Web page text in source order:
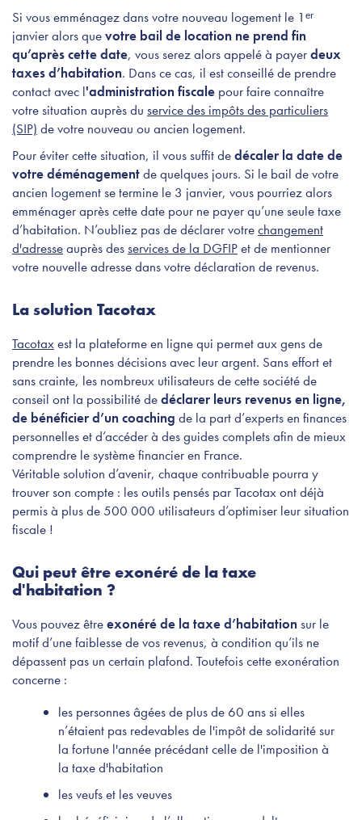
Si vous emménagez dans votre nouveau logement le 1ᵉʳ
janvier alors quevotre bail de location ne prend fin
qu’après cette date, vous serez alors appelé à payerdeux
taxes d’habitation. Dans ce cas, il est conseillé de prendre
contact avec l'administration fiscale pour faire connaître
votre situation auprès du service des impôts des particuliers
(SIP) de votre nouveau ou ancien logement.
Pour éviter cette situation, il vous suffit dedécaler la date de
votre déménagementde quelques jours. Si le bail de votre
ancien logement se termine le 3 janvier, vous pourriez alors
emménager après cette date pour ne payer qu’une seule taxe
d’habitation. N’oubliez pas de déclarer votrechangement
d'adresseauprès desservices de la DGFIPet de mentionner
votre nouvelle adresse dans votre déclaration de revenus.
La solution Tacotax
Tacotaxest la plateforme en ligne qui permet aux gens de
prendre les bonnes décisions avec leur argent. Sans effort et
sans crainte, les nombreux utilisateurs de cette société de
conseil ont la possibilité dedéclarer leurs revenus en ligne,
de bénéficier d’un coaching de la part d’experts en finances
personnelles et d’accéder à des guides complets afin de mieux
comprendre le système financier en France.
Véritable solution d’avenir, chaque contribuable pourra y
trouver son compte : les outils pensés par Tacotax ont déjà
permis à plus de 500 000 utilisateurs d’optimiser leur situation
fiscale !
Qui peut être exonéré de la taxe
d'habitation ?
Vous pouvez êtreexonéré de la taxe d’habitation sur le
motif d’une faiblesse de vos revenus, à condition qu’ils ne
dépassent pas un certain plafond. Toutefois cette exonération
concerne :
les personnes âgées de plus de 60 ans si elles
n’étaient pas redevables de l'impôt de solidarité sur
la fortune l'année précédant celle de l'imposition à
la taxe d'habitation
les veufs et les veuves